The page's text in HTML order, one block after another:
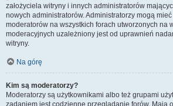
założyciela witryny i innych administratorów
nowych administratorów. Administratorzy mogą
moderatorów na wszystkich forach utworzonych na
moderacyjnych uzależniony jest od uprawnień
witryny.
Na górę
Kim są moderatorzy?
Moderatorzy są użytkownikami albo też grupami
zadaniem jest codzienne przeglądanie forów. Mają